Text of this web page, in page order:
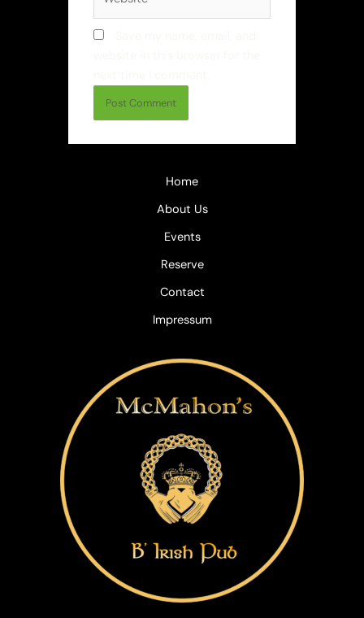
Home
About Us
Events
Reserve
Contact
Impressum